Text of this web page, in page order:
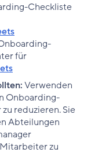
Checkliste
für
Verwenden
Onboarding-
reduzieren. Sie
Abteilungen
zu